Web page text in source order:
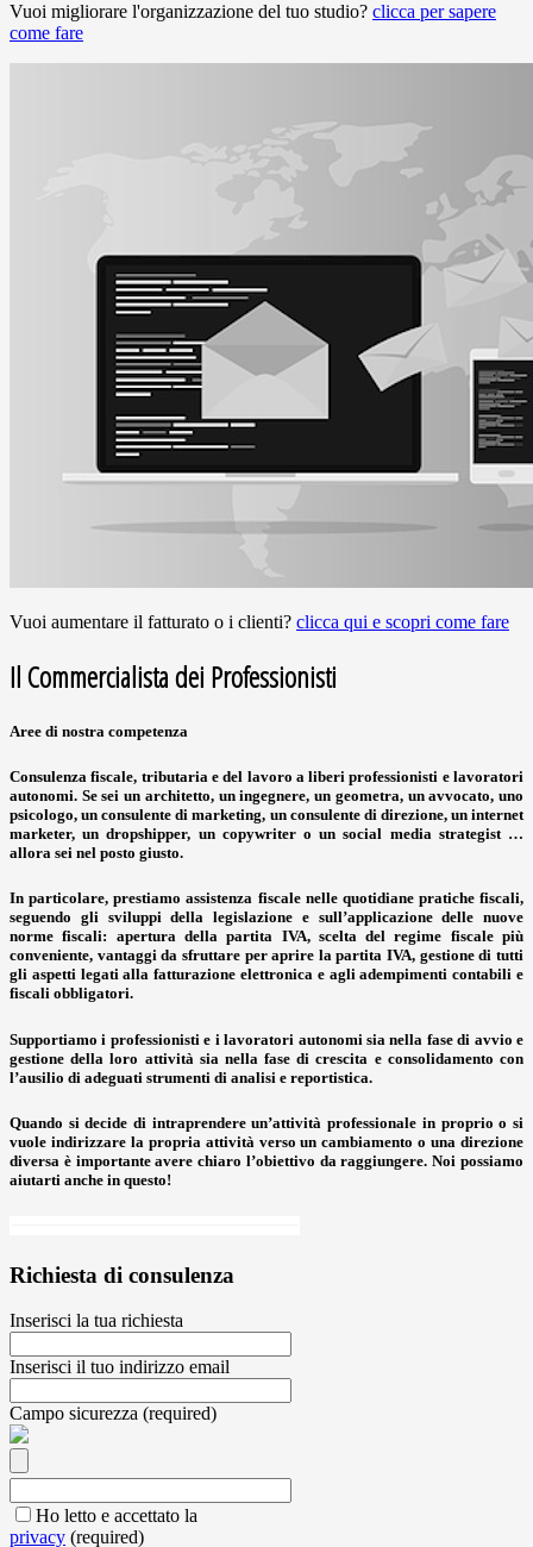
Vuoi migliorare l'organizzazione del tuo studio? clicca per sapere
come fare
Vuoi aumentare il fatturato o i clienti? clicca qui e scopri come fare
Il Commercialista dei Professionisti
Aree di nostra competenza
Consulenza fiscale, tributariaedel lavoro a liberi professionisti e lavoratori
autonomi. Se sei un architetto, un ingegnere, un geometra, un avvocato, uno
psicologo, un consulente di marketing, un consulente di direzione, un internet
marketer, un dropshipper, un copywriter o un social media strategist …
allora sei nel posto giusto.
In particolare, prestiamo assistenza fiscale nelle quotidiane pratiche fiscali,
seguendo gli sviluppi della legislazione e sull’applicazione delle nuove
norme fiscali: apertura della partita IVA, scelta del regime fiscalepiù
conveniente, vantaggi da sfruttare per aprire la partita IVA, gestione di tutti
gli aspetti legati allafatturazione elettronica e agliadempimenti contabili e
fiscali obbligatori.
Supportiamo i professionisti e i lavoratori autonomi sia nella fase di avvio e
gestione della loro attività sia nella fase di crescita e consolidamento con
l’ausilio di adeguati strumenti di analisi e reportistica.
Quando si decide di intraprendere un’attività professionale in proprio o si
vuole indirizzare la propria attività verso un cambiamento o una direzione
diversa è importante avere chiaro l’obiettivo da raggiungere. Noi possiamo
aiutarti anche in questo!
Richiesta di consulenza
Inserisci la tua richiesta
Inserisci il tuo indirizzo email
Campo sicurezza (required)
Ho letto e accettato la
privacy (required)